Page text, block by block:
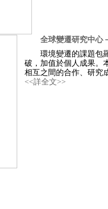
全球變遷研究中心
環境變遷的課題包羅
破，加值於個人成果。
相互之間的合作、研
<<詳全文>>